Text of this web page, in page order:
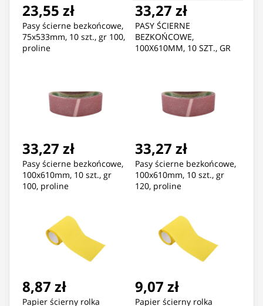
23,55 zł
Pasy ścierne bezkońcowe,
75x533mm, 10 szt., gr 100,
proline
33,27 zł
PASY ŚCIERNE
BEZKOŃCOWE,
100X610MM, 10 SZT., GR
33,27 zł
Pasy ścierne bezkońcowe,
100x610mm, 10 szt., gr
100, proline
33,27 zł
Pasy ścierne bezkońcowe,
100x610mm, 10 szt., gr
120, proline
8,87 zł
Papier ścierny rolka
9,07 zł
Papier ścierny rolka